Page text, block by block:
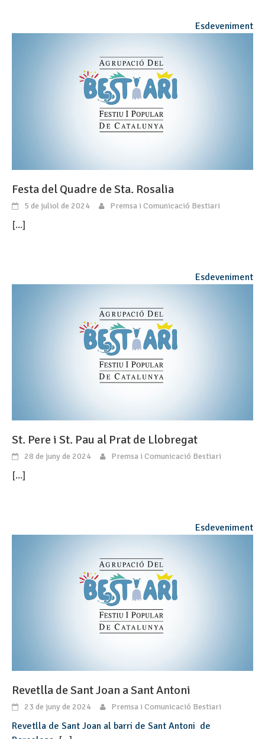
Esdeveniment
Festa del Quadre de Sta. Rosalia
5 de juliol de 2024 Premsa i Comunicació Bestiari
[...]
Esdeveniment
St. Pere i St. Pau al Prat de Llobregat
28 de juny de 2024 Premsa i Comunicació Bestiari
[...]
Esdeveniment
Revetlla de Sant Joan a Sant Antoni
23 de juny de 2024 Premsa i Comunicació Bestiari
Revetlla de Sant Joan al barri de Sant Antoni de